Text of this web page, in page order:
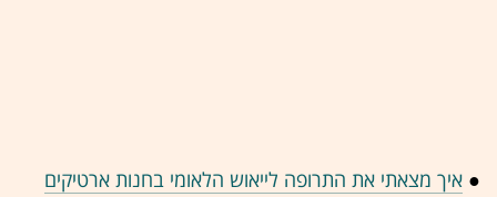
● איך מצאתי את התרופה לייאוש הלאומי בחנות ארטיקים